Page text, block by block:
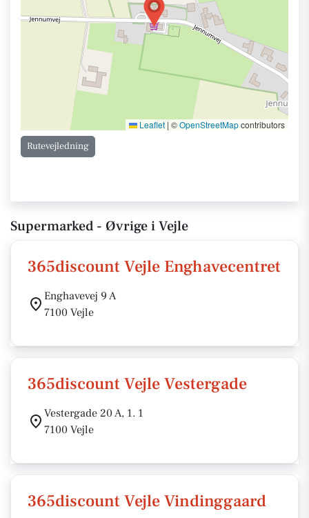
Leaflet | ©OpenStreetMapcontributors
Rutevejledning
Supermarked - Øvrige i Vejle
365discount Vejle Enghavecentret
Enghavevej 9 A
7100 Vejle
365discount Vejle Vestergade
Vestergade 20 A, 1. 1
7100 Vejle
365discount Vejle Vindinggaard